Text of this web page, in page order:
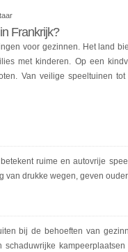
Frankrijk?
voor gezinnen. Het land
met kinderen. Op een
Van veilige speeltuinen
ruime en autovrije
drukke wegen, geven
bij de behoeften van